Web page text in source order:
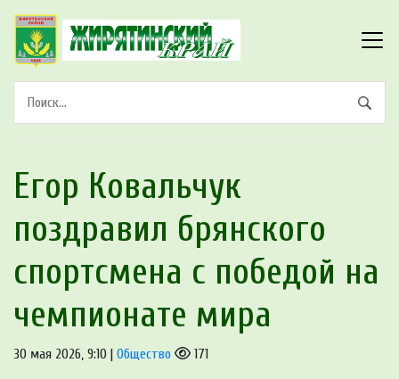
Егор Ковальчук
поздравил брянского
спортсмена с победой на
чемпионате мира
30 мая 2026, 9:10 | Общество 171